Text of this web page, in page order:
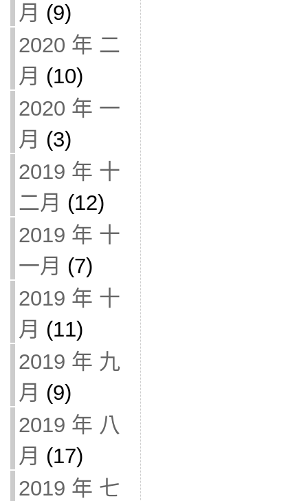
月 (9)
2020 年 二
月 (10)
2020 年 一
月 (3)
2019 年 十
二月 (12)
2019 年 十
一月 (7)
2019 年 十
月 (11)
2019 年 九
月 (9)
2019 年 八
月 (17)
2019 年 七